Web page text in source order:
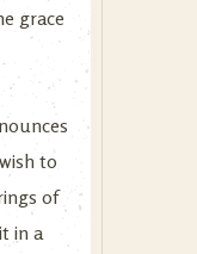
grace
to
of
in a